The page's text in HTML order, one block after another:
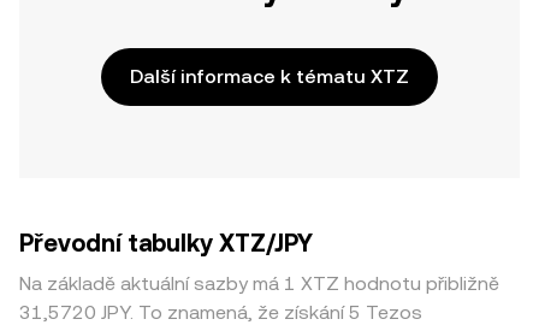
Další informace k tématu XTZ
Převodní tabulky XTZ/JPY
Na základě aktuální sazby má 1 XTZ hodnotu přibližně
31,5720 JPY. To znamená, že získání 5 Tezos